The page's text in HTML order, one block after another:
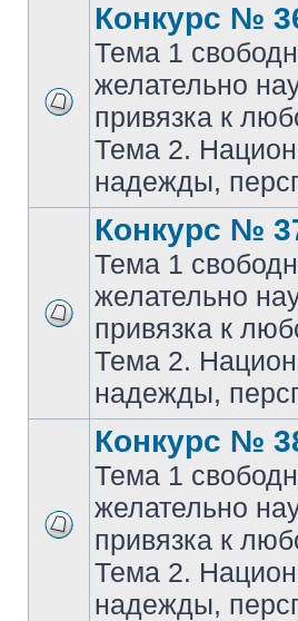
Конкурс №
Тема 1
желательно
привязка к
Тема 2.
надежды,
Конкурс №
Тема 1
желательно
привязка к
Тема 2.
надежды,
Конкурс №
Тема 1
желательно
привязка к
Тема 2.
надежды,